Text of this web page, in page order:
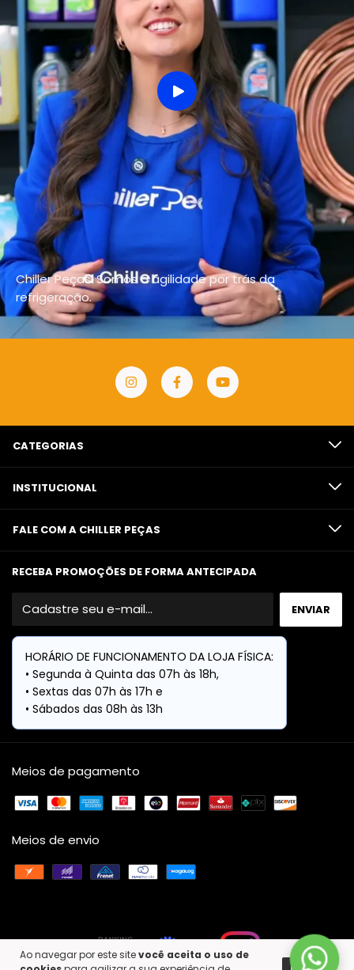
Ao navegar por este sitevocê aceita o uso de
Chiller Peças. Somos a agilidade por trás da
refrigeração.
CATEGORIAS
INSTITUCIONAL
FALE COM A CHILLER PEÇAS
RECEBA PROMOÇÕES DE FORMA ANTECIPADA
Meios de pagamento
Meios de envio